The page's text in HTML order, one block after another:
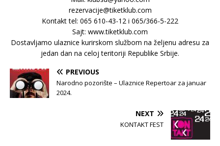
rezervacije@tiketklub.com
Kontakt tel: 065 610-43-12 i 065/366-5-222
Sajt: www.tiketklub.com
Dostavljamo ulaznice kurirskom službom na željenu adresu za
jedan dan na celoj teritoriji Republike Srbije.
PREVIOUS
Narodno pozorište – Ulaznice Repertoar za januar
2024.
NEXT
KONTAKT FEST